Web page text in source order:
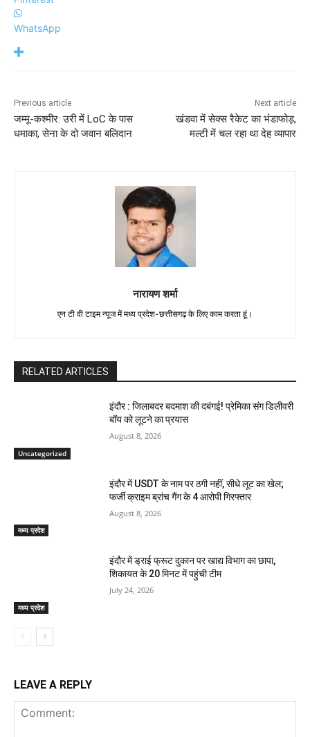
WhatsApp
Previous article
जम्मू-कश्मीर: उरी में LoC के पास
धमाका, सेना के दो जवान बलिदान
Next article
खंडवा में सेक्स रैकेट का भंडाफोड़,
मल्टी में चल रहा था देह व्यापार
नारायण शर्मा
एन टी वी टाइम न्यूज में मध्य प्रदेश-छत्तीसगढ़ के लिए काम करता हूं।
RELATED ARTICLES
Uncategorized
इंदौर : जिलाबदर बदमाश की दबंगई! प्रेमिका संग डिलीवरी
बॉय को लूटने का प्रयास
August 8, 2026
मध्य प्रदेश
इंदौर में USDT के नाम पर ठगी नहीं, सीधे लूट का खेल;
फर्जी क्राइम ब्रांच गैंग के 4 आरोपी गिरफ्तार
August 8, 2026
मध्य प्रदेश
इंदौर में ड्राई फ्रूट दुकान पर खाद्य विभाग का छापा,
शिकायत के 20 मिनट में पहुंची टीम
July 24, 2026
LEAVE A REPLY